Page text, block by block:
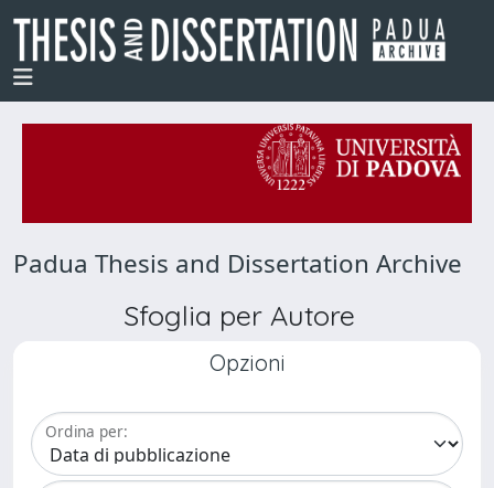
Padua Thesis and Dissertation Archive
Sfoglia per Autore
Opzioni
Ordina per: